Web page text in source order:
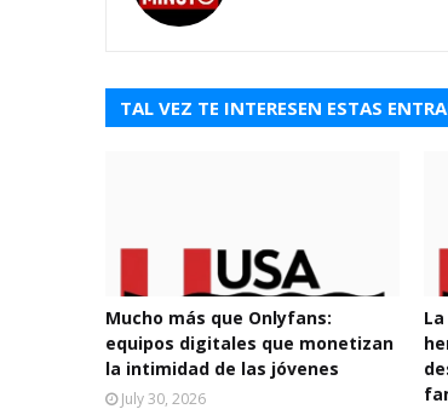
TAL VEZ TE INTERESEN ESTAS
Mucho más que Onlyfans:
equipos digitales que monetizan
la intimidad de las jóvenes
July 30, 2026